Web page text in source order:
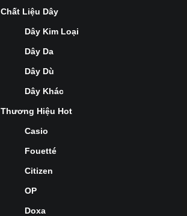
Chất Liệu Dây
Dây Kim Loại
Dây Da
Dây Dù
Dây Khác
Thương Hiệu Hot
Casio
Fouetté
Citizen
OP
Doxa